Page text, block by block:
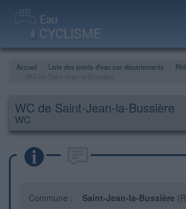
Accueil Liste des points d'eau par départements
WC de Saint-Jean-la-Bussière
WC
Commune : Saint-Jean-la-Bussière